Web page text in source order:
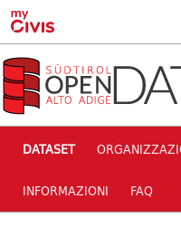
Skip to main content
DATASET
INFORMAZIONI FAQ